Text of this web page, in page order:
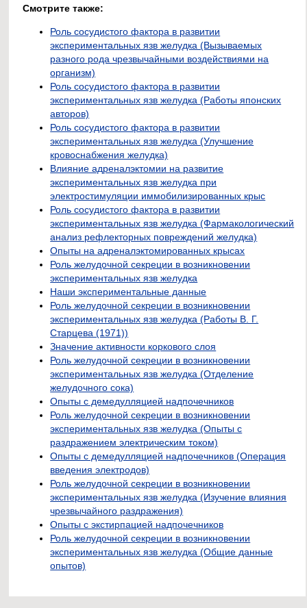
Смотрите также:
Роль сосудистого фактора в развитии
экспериментальных язв желудка (Вызываемых
разного рода чрезвычайными воздействиями на
организм)
Роль сосудистого фактора в развитии
экспериментальных язв желудка (Работы японских
авторов)
Роль сосудистого фактора в развитии
экспериментальных язв желудка (Улучшение
кровоснабжения желудка)
Влияние адреналэктомии на развитие
экспериментальных язв желудка при
электростимуляции иммобилизированных крыс
Роль сосудистого фактора в развитии
экспериментальных язв желудка (Фармакологический
анализ рефлекторных повреждений желудка)
Опыты на адреналэктомированных крысах
Роль желудочной секреции в возникновении
экспериментальных язв желудка
Наши экспериментальные данные
Роль желудочной секреции в возникновении
экспериментальных язв желудка (Работы В. Г.
Старцева (1971))
Значение активности коркового слоя
Роль желудочной секреции в возникновении
экспериментальных язв желудка (Отделение
желудочного сока)
Опыты с демедулляцией надпочечников
Роль желудочной секреции в возникновении
экспериментальных язв желудка (Опыты с
раздражением электрическим током)
Опыты с демедулляцией надпочечников (Операция
введения электродов)
Роль желудочной секреции в возникновении
экспериментальных язв желудка (Изучение влияния
чрезвычайного раздражения)
Опыты с экстирпацией надпочечников
Роль желудочной секреции в возникновении
экспериментальных язв желудка (Общие данные
опытов)